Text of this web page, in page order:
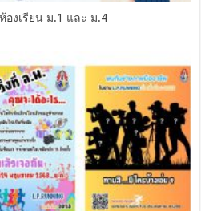
องเรียน ม.1 และ ม.4